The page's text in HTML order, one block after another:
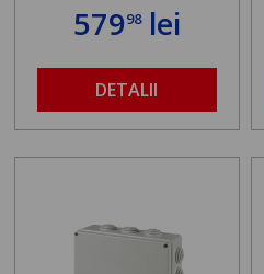
57998lei
DETALII